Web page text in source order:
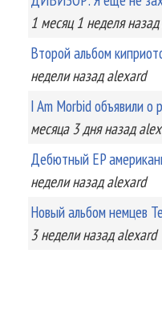
1 месяц 1 неделяназад
Второй альбом
неделиназад alexard
I Am Morbid объявили о
месяца 3 дняназад
Дебютный EP
неделиназад alexard
Новый альбом немцев
3 неделиназад alexard